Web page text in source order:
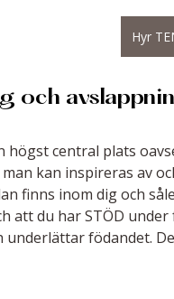
Hyr
och
högst central plats
kan inspireras av
finns inom dig och
att du har STÖD
underlättar födandet.